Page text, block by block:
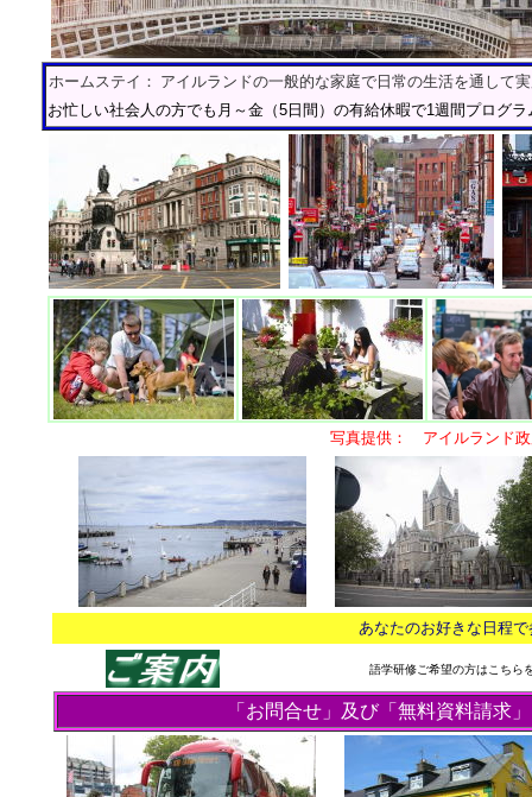
ホームステイ： アイルランドの一般的な家庭で日常の生活を通して
お忙しい社会人の方でも月～金（5日間）の有給休暇で1週間プログ
写真提供： アイルランド政
あなたのお好きな日程
語学研修ご希望の方はこちら
「お問合せ」及び「無料資料請求